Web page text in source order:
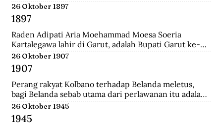
istana Sultan Hassanudin, bahkan pasukan yang
dipimpin Cornelis Speelman sudah sampai di depan
pintu benteng. Gowa mengalami kekalahan dalam
peperangan. Speelman dan Arung Palakka merasa
bahwa inilah saat untuk menawarkan perundingan
kepada Sultan Hasanuddin.
26 Oktober 1897
1897
Raden Adipati Aria Moehammad Moesa Soeria
Kartalegawa lahir di Garut, adalah Bupati Garut ke-6
yang menjabat dari tahun 1929-1944. Moesa Soeria
Kartalegawa mempelopori pendirian Partai Rakyat
Pasundan (PRP) pada tahun 1946 dan Negara
Pasundan pada tahun 1947.
26 Oktober 1907
1907
Perang rakyat Kolbano terhadap Belanda meletus,
bagi Belanda sebab utama dari perlawanan itu adalah
terbunuhnya 19 serdadu dan beberapa orang sipil
Belanda oleh Boi Kapitan dan anak buahnya.
26 Oktober 1945
1945